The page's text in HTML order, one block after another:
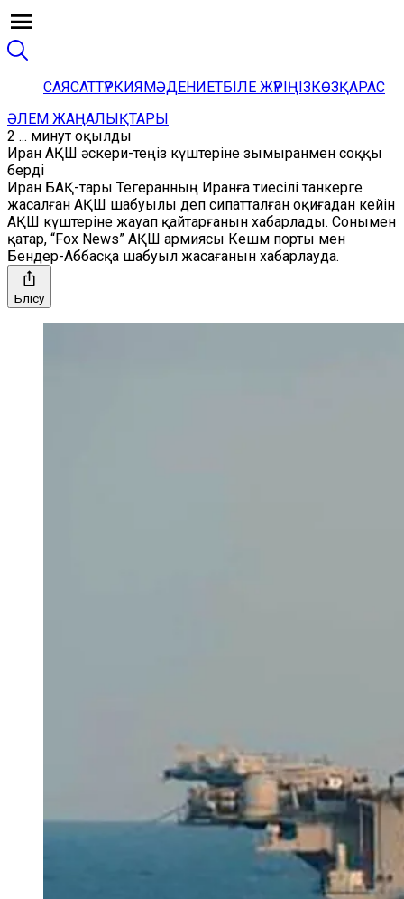
САЯСАТТҮРКИЯМӘДЕНИЕТБІЛЕ ЖҮРІҢІЗКӨЗҚАРАС
ӘЛЕМ ЖАҢАЛЫҚТАРЫ
2 ... минут оқылды
Иран АҚШ әскери-теңіз күштеріне зымыранмен соққы
берді
Иран БАҚ-тары Тегеранның Иранға тиесілі танкерге
жасалған АҚШ шабуылы деп сипатталған оқиғадан кейін
АҚШ күштеріне жауап қайтарғанын хабарлады. Сонымен
қатар, “Fox News” АҚШ армиясы Кешм порты мен
Бендер-Аббасқа шабуыл жасағанын хабарлауда.
Бөлісу